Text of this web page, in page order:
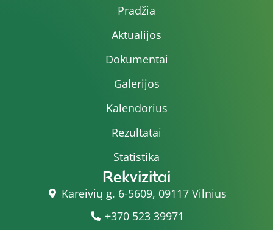
Pradžia
Aktualijos
Dokumentai
Galerijos
Kalendorius
Rezultatai
Statistika
Rekvizitai
Kareivių g. 6-5609, 09117 Vilnius
+370 523 39971